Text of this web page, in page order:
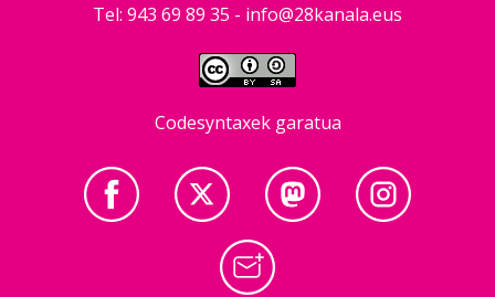
Tel: 943 69 89 35 - info@28kanala.eus
Codesyntaxek garatua